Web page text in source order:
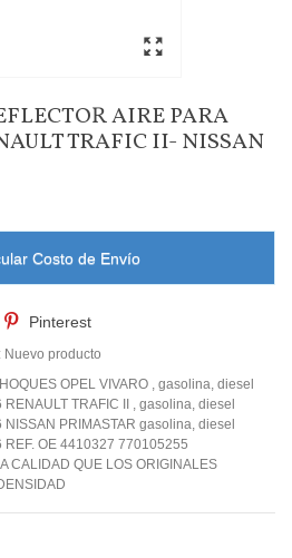
AIRE PARA
TRAFIC II- NISSAN
Costo de Envío
Pinterest
Nuevo producto
OPEL VIVARO , gasolina, diesel
TRAFIC II , gasolina, diesel
PRIMASTAR gasolina, diesel
OE 4410327 770105255
CALIDAD QUE LOS ORIGINALES